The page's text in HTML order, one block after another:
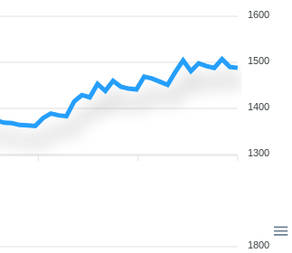
1600
1500
1400
1300
1800